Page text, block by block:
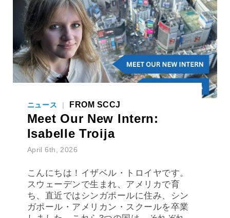
ニュース | FROM SCCJ
Meet Our New Intern:
Isabelle Troija
April 6th, 2026
こんにちは！イザベル・トロイヤです。
ち、直近ではシンガポールに住み、シン
ガポール・アメリカン・スクールを卒業
しました。これら3つの国は、それぞれ
異なる形で私の「ホーム」です。現在は